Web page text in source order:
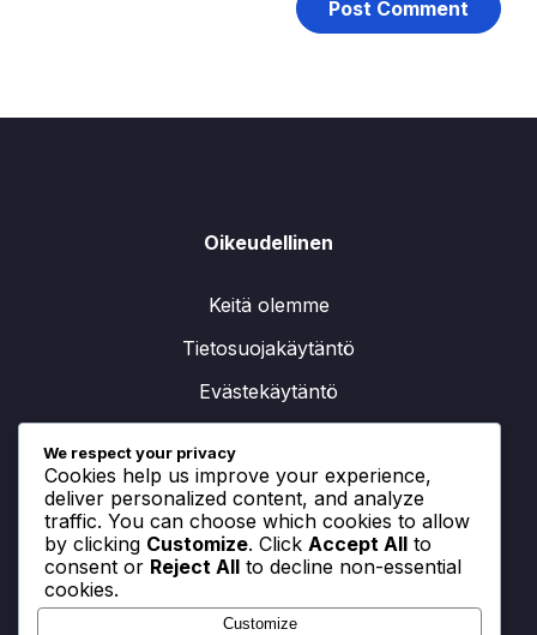
Oikeudellinen
Keitä olemme
Tietosuojakäytäntö
Evästekäytäntö
Ota yhteyttä meihin
Kategoriat
We respect your privacy
Cookies help us improve your experience,
deliver personalized content, and analyze
traffic. You can choose which cookies to allow
by clicking Customize. Click Accept All to
consent or Reject All to decline non-essential
cookies.
Customize